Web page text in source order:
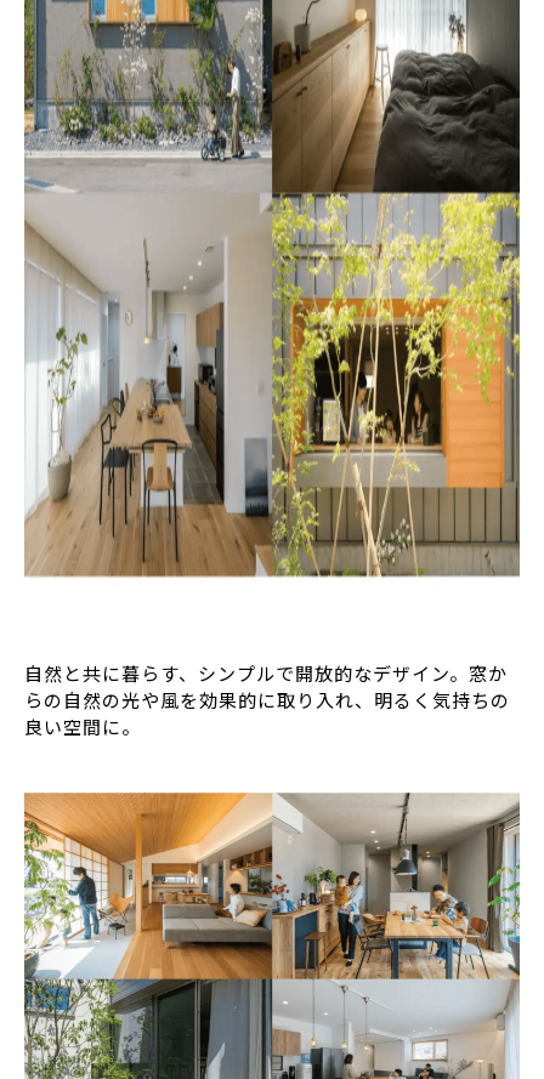
自然と共に暮らす、シンプルで開放的なデザイン。窓か
らの自然の光や風を効果的に取り入れ、明るく気持ちの
良い空間に。